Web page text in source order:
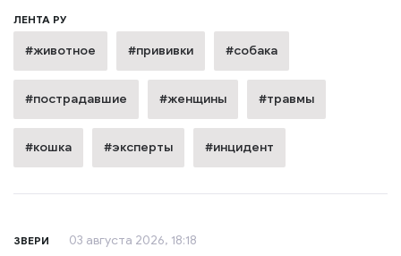
ЛЕНТА РУ
#животное #прививки #собака
#пострадавшие #женщины #травмы
#кошка #эксперты #инцидент
ЗВЕРИ 03 августа 2026, 18:18